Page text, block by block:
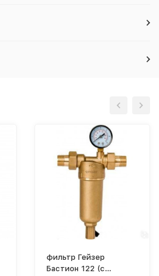
фильтр Гейзер
Бастион 122 (с